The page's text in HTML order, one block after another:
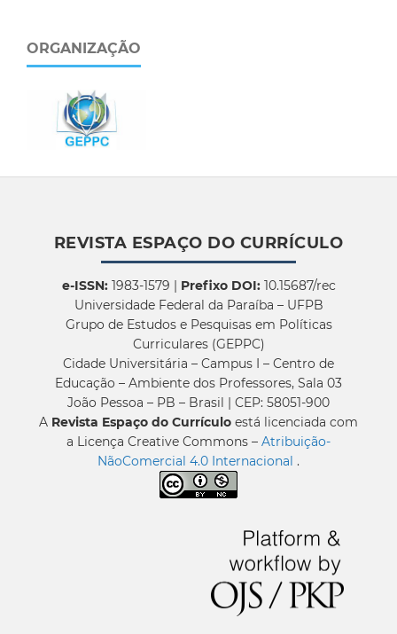
ORGANIZAÇÃO
REVISTA ESPAÇO DO CURRÍCULO
e-ISSN:1983-1579 | Prefixo DOI:10.15687/rec
Universidade Federal da Paraíba – UFPB
Grupo de Estudos e Pesquisas em Políticas
Curriculares (GEPPC)
Cidade Universitária – Campus I – Centro de
Educação – Ambiente dos Professores, Sala 03
João Pessoa – PB – Brasil | CEP: 58051-900
A Revista Espaço do Currículo está licenciada com
a Licença Creative Commons – Atribuição-
NãoComercial 4.0 Internacional .